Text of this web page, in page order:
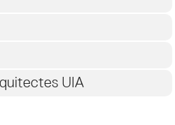
UIA